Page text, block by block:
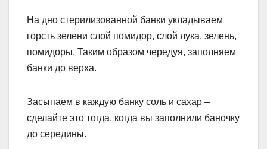
На дно стерилизованной банки укладываем
горсть зелени слой помидор, слой лука, зелень,
помидоры. Таким образом чередуя, заполняем
банки до верха.
Засыпаем в каждую банку соль и сахар –
сделайте это тогда, когда вы заполнили баночку
до середины.